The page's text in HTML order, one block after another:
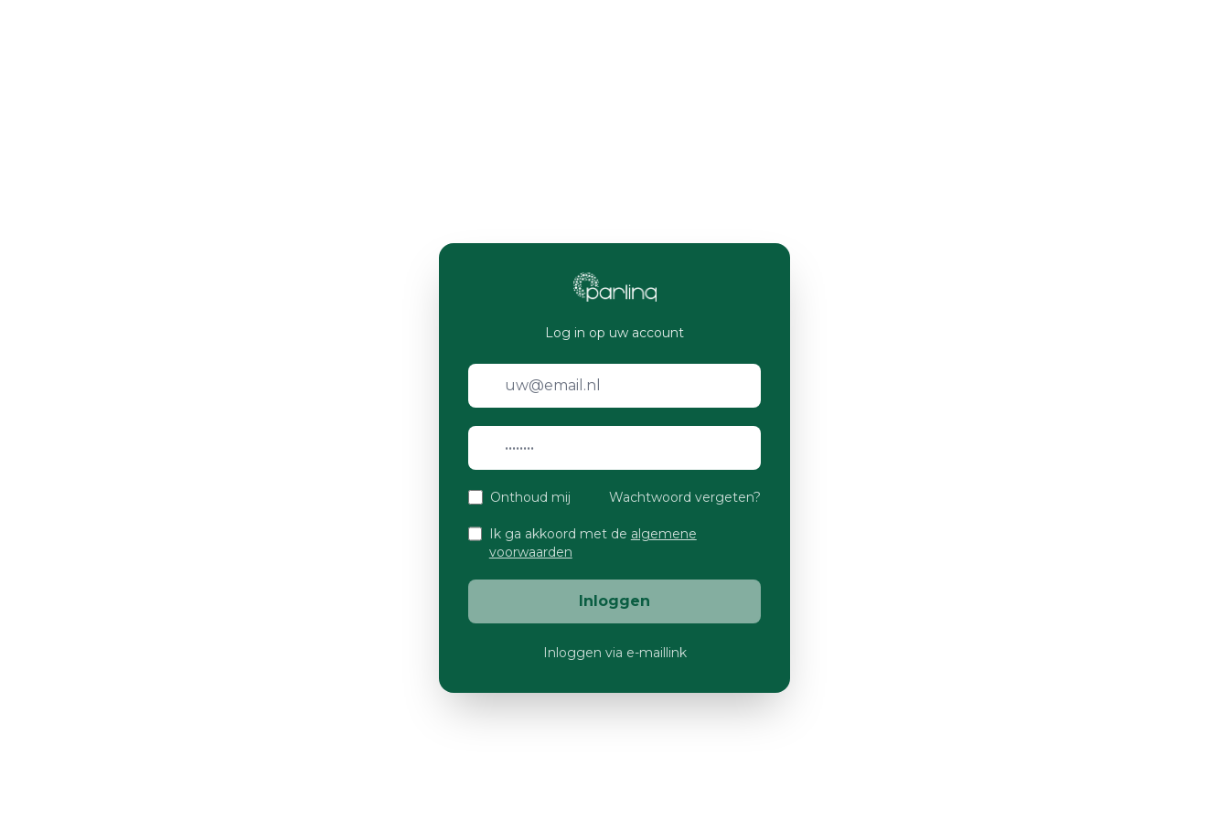
Log in op uw account
Onthoud mij Wachtwoord vergeten?
Ik ga akkoord met de algemene
voorwaarden
Inloggen
Inloggen via e-maillink